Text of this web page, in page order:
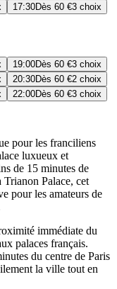
17:30Dès 60 €3 choix
19:00Dès 60 €3 choix
20:30Dès 60 €2 choix
22:00Dès 60 €3 choix
pour les franciliens
luxueux et
de 15 minutes de
Palace, cet
pour les amateurs de
immédiate du
palaces français.
du centre de Paris
la ville tout en